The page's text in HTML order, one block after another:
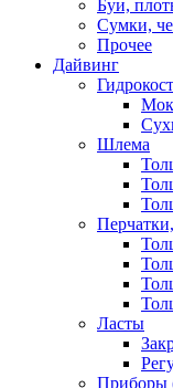
Буи,
Сумки,
Прочее
Дайвинг
Шлема
Ласты
Приборы